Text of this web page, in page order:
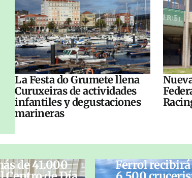
La Festa do Grumete llena
Curuxeiras de actividades
infantiles y degustaciones
marineras
de 41.000 Ferrol recibirá